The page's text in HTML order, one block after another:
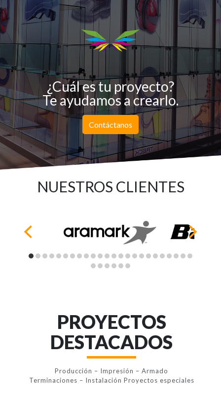
¿Cuál es tu proyecto?
Te ayudamos a crearlo.
Contáctanos
NUESTROS CLIENTES
PROYECTOS
DESTACADOS
Producción – Impresión – Armado
Terminaciones – Instalación Proyectos especiales